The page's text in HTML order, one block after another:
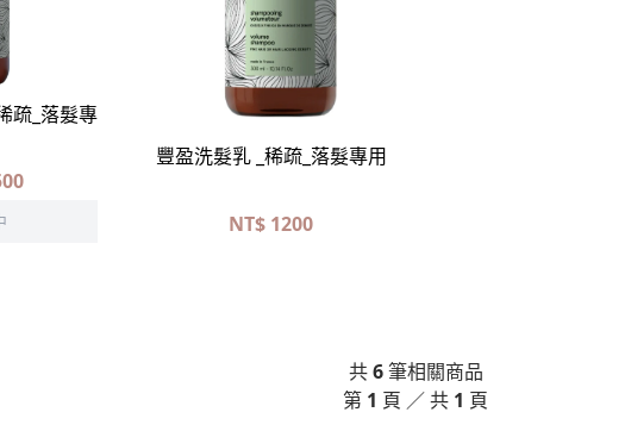
疏_落髮專
立即選購
豐盈洗髮乳 _稀疏_落髮專用
NT$ 1200
共6筆相關商品
第 1 頁 ／ 共 1 頁